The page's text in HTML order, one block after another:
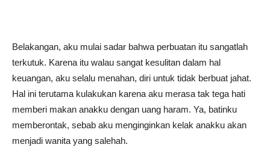
Belakangan, aku mulai sadar bahwa perbuatan itu sangatlah
terkutuk. Karena itu walau sangat kesulitan dalam hal
keuangan, aku selalu menahan, diri untuk tidak berbuat jahat.
Hal ini terutama kulakukan karena aku merasa tak tega hati
memberi makan anakku dengan uang haram. Ya, batinku
memberontak, sebab aku menginginkan kelak anakku akan
menjadi wanita yang salehah.